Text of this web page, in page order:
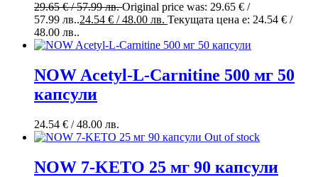
29.65€/ 57.99 лв.Original price was: 29.65 € /
57.99 лв..24.54 € / 48.00 лв. Текущата цена е: 24.54 € /
48.00 лв..
NOW Acetyl-L-Carnitine 500 мг 50
капсули
24.54 € / 48.00 лв.
Out of stock
NOW 7-KETO 25 мг 90 капсули